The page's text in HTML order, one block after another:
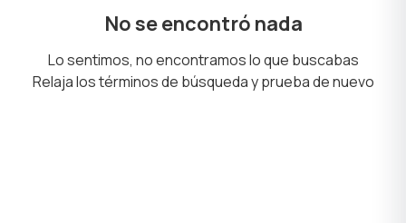
remolques
No se encontró nada
Lo sentimos, no encontramos lo que buscabas
Relaja los términos de búsqueda y prueba de nuevo